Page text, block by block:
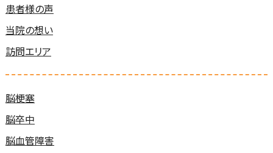
患者様の声
当院の想い
訪問エリア
脳梗塞
脳卒中
脳血管障害